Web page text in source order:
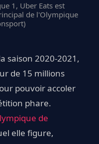
1, Uber Eats est
de l'Olympique
saison 2020-2021,
de 15 millions
pouvoir accoler
phare.
de
elle figure,